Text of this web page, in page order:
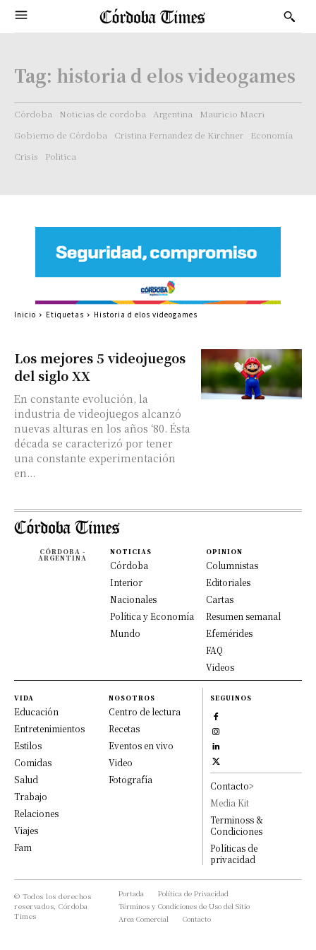
Tag: historia d elos videogames
Córdoba Noticias de cordoba Argentina
Mauricio Macri
Gobierno de Córdoba
Cristina Fernandez de Kirchner
Economía
Crisis
Politica
Los mejores 5 videojuegos
del siglo XX
En constante evolución, la
industria de videojuegos alcanzó
nuevas alturas en los años ‘80. Ésta
década se caracterizó por tener
una constante experimentación
en...
Inicio Etiquetas Historia d elos videogames
CÓRDOBA -
ARGENTINA
NOTICIAS
Córdoba
Interior
Nacionales
Política y Economía
Mundo
OPINION
Columnistas
Editoriales
Cartas
Resumen semanal
Efemérides
FAQ
Videos
VIDA
Educación
Entretenimientos
Estilos
Comidas
Salud
Trabajo
Relaciones
Viajes
Fam
NOSOTROS
Centro de lectura
Recetas
Eventos en vivo
Video
Fotografía
SEGUINOS
Contacto>
Media Kit
Terminoss &
Condiciones
Políticas de
privacidad
© Todos los derechos
reservados, Córdoba
Times
Portada
Política de Privacidad
Términos y Condiciones de Uso del Sitio
Area Comercial
Contacto